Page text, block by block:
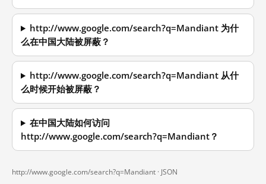
http://www.google.com/search?q=Mandiant 为什
么在中国大陆被屏蔽？
http://www.google.com/search?q=Mandiant 从什
么时候开始被屏蔽？
在中国大陆如何访问
http://www.google.com/search?q=Mandiant？
http://www.google.com/search?q=Mandiant · JSON